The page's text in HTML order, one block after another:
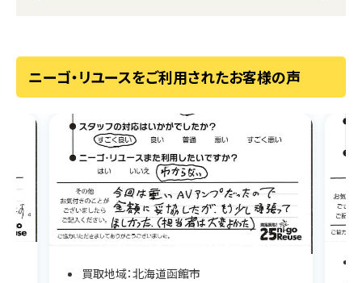
ニーゴ・リユースをご利用されたお客様の声
買取地域：北海道函館市